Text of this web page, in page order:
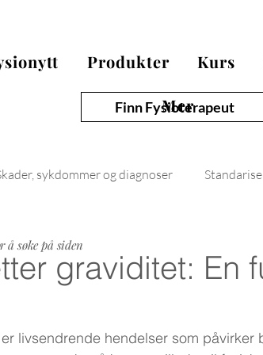
Finn Fysioterapeut
Produkter Kurs
Mer
sykdommer og diagnoser
Fysionytt
graviditet: En
livsendrende hendelser som påvirker
å søke på siden